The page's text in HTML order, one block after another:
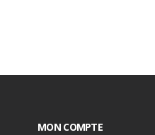
MON COMPTE